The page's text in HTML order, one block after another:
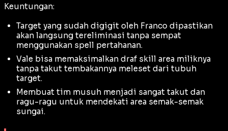
Keuntungan:
Target yang sudah digigit oleh Franco dipastikan
akan langsung tereliminasi tanpa sempat
menggunakan spell pertahanan.
Vale bisa memaksimalkan draf skill area miliknya
tanpa takut tembakannya meleset dari tubuh
target.
Membuat tim musuh menjadi sangat takut dan
ragu-ragu untuk mendekati area semak-semak
sungai.